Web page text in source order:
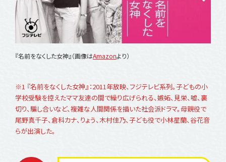
『名前をなくした女神』（画像はAmazonより）
※1 『名前をなくした女神』：2011年放映、フジテレビ系列。子どもの小
学校受験を控えたママ友達の間で繰り広げられる、嫉妬、見栄、嘘、裏
切り、騙し合いなど、複雑な人間関係を描いた社会派ドラマ。母親役で
尾野真千子、倉科カナ、りょう、木村佳乃、子ども役で小林星蘭、谷花音
らが出演した。